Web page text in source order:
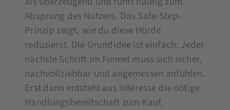
Absprung des Nutzers. Das Safe-Step-
Prinzip zeigt, wie du diese Hürde
reduzierst. Die Grundidee ist einfach: Jeder
nächste Schritt im Funnel muss sich sicher,
nachvollziehbar und angemessen anfühlen.
Erst dann entsteht aus Interesse die nötige
Handlungsbereitschaft zum Kauf.